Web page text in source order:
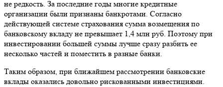
не редкость. За последние годы многие кредитные
организации были признаны банкротами. Согласно
действующей системе страхования сумма возмещения по
банковскому вкладу не превышает 1,4 млн руб. Поэтому при
инвестировании большей суммы лучше сразу разбить ее
несколько частей и поместить в разные банки.
Таким образом, при ближайшем рассмотрении банковские
вклады оказались довольно рискованными инвестициями.